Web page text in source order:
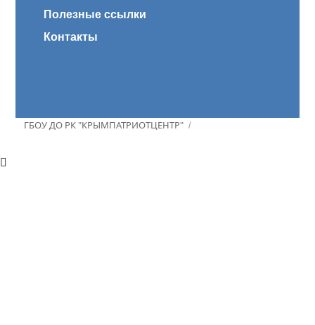
Полезные ссылки
Контакты
ГБОУ ДО РК "КРЫМПАТРИОТЦЕНТР"